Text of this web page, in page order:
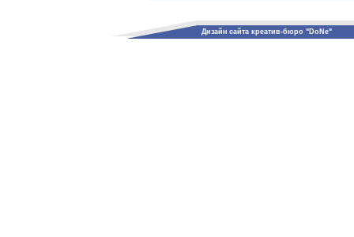
Дизайн сайта креатив-бюро "DoNe"